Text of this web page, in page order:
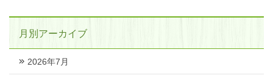
月別アーカイブ
2026年7月